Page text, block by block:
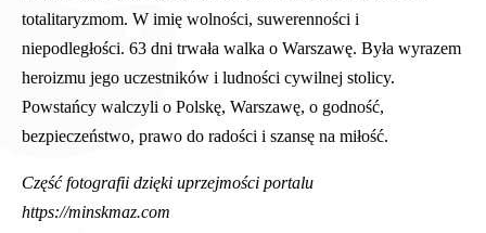
totalitaryzmom. W imię wolności, suwerenności i
niepodległości. 63 dni trwała walka o Warszawę. Była wyrazem
heroizmu jego uczestników i ludności cywilnej stolicy.
Powstańcy walczyli o Polskę, Warszawę, o godność,
bezpieczeństwo, prawo do radości i szansę na miłość.
Część fotografii dzięki uprzejmości portalu
https://minskmaz.com